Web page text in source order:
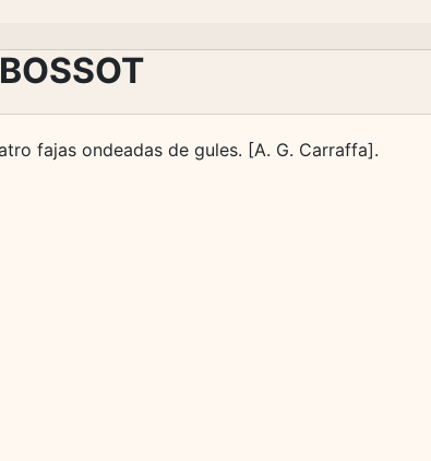
BOSSOT
fajas ondeadas de gules. [A. G. Carraffa].